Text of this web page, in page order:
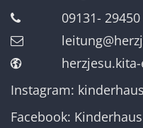
09131- 29450
Instagram:
Facebook: